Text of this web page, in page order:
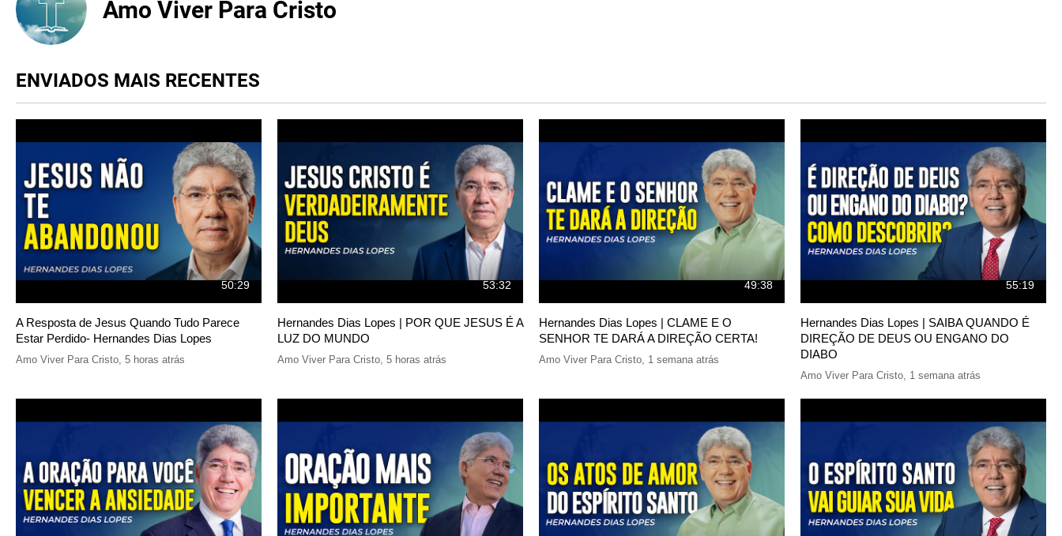
Amo Viver Para Cristo
ENVIADOS MAIS RECENTES
50:29
A Resposta de Jesus Quando Tudo Parece
Estar Perdido- Hernandes Dias Lopes
Amo Viver Para Cristo, 5 horas atrás
53:32
Hernandes Dias Lopes | POR QUE JESUS É A
LUZ DO MUNDO
Amo Viver Para Cristo, 5 horas atrás
49:38
Hernandes Dias Lopes | CLAME E O
SENHOR TE DARÁ A DIREÇÃO CERTA!
Amo Viver Para Cristo, 1 semana atrás
55:19
Hernandes Dias Lopes | SAIBA QUANDO É
DIREÇÃO DE DEUS OU ENGANO DO
DIABO
Amo Viver Para Cristo, 1 semana atrás